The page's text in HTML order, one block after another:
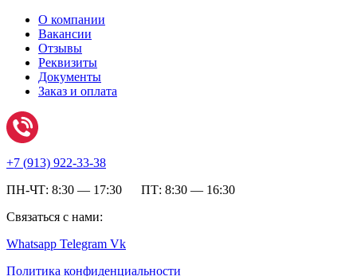
О компании
Вакансии
Отзывы
Реквизиты
Документы
Заказ и оплата
+7 (913) 922-33-38
ПН-ЧТ: 8:30 — 17:30 ПТ: 8:30 — 16:30
Связаться с нами:
Whatsapp Telegram Vk
Политика конфиденциальности